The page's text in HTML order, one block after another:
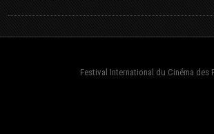
Festival International du Cinéma des